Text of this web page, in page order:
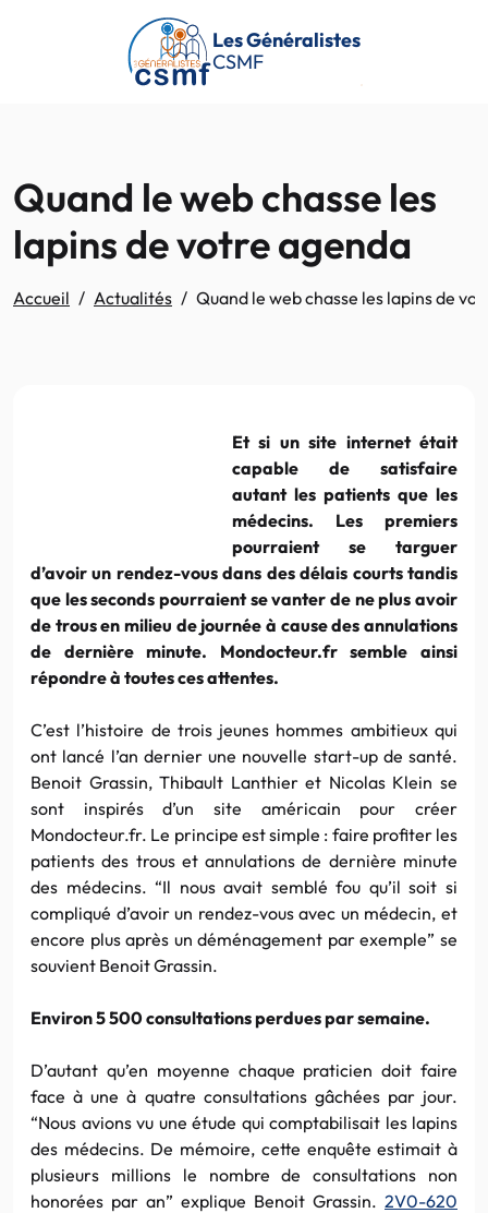
Passer au contenu principal
Les Généralistes
CSMF
Quand le web chasse les
lapins de votre agenda
Accueil Actualités Quand le web chasse les lapins de
Et si un site internet était
capable de satisfaire
autant les patients que les
médecins. Les premiers
pourraient se targuer
d’avoir un rendez-vous dans des délais courts tandis
que les seconds pourraient se vanter de ne plus avoir
de trous en milieu de journée à cause des annulations
de dernière minute. Mondocteur.fr semble ainsi
répondre à toutes ces attentes.
C’est l’histoire de trois jeunes hommes ambitieux qui
ont lancé l’an dernier une nouvelle start-up de santé.
Benoit Grassin, Thibault Lanthier et Nicolas Klein se
sont inspirés d’un site américain pour créer
Mondocteur.fr. Le principe est simple : faire profiter les
patients des trous et annulations de dernière minute
des médecins. “Il nous avait semblé fou qu’il soit si
compliqué d’avoir un rendez-vous avec un médecin, et
encore plus après un déménagement par exemple” se
souvient Benoit Grassin.
Environ 5 500 consultations perdues par semaine.
D’autant qu’en moyenne chaque praticien doit faire
face à une à quatre consultations gâchées par jour.
“Nous avions vu une étude qui comptabilisait les lapins
des médecins. De mémoire, cette enquête estimait à
plusieurs millions le nombre de consultations non
honorées par an” explique Benoit Grassin. 2V0-620